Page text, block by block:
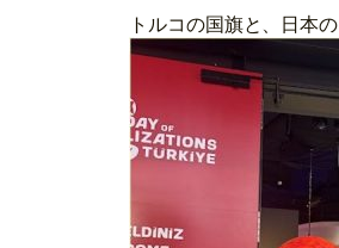
トルコの国旗と、日本